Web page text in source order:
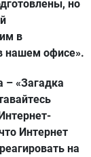
но
в
нашем офисе».
– «Загадка
Интернет
на